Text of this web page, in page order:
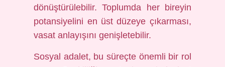
dönüştürülebilir. Toplumda her bireyin
potansiyelini en üst düzeye çıkarması,
vasat anlayışını genişletebilir.
Sosyal adalet, bu süreçte önemli bir rol